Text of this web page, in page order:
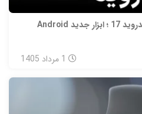
انتقال بی‌ دردسر از آیفون به اندروید 17 ؛ ابزار جدید Android
1 مرداد 1405